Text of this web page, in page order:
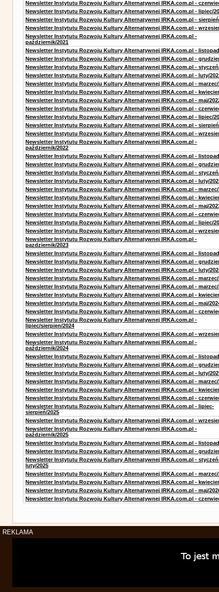
Newsletter Instytutu Rozwoju Kultury Alternatywnej IRKA.com.pl -
Newsletter Instytutu Rozwoju Kultury Alternatywnej IRKA.com.pl - lipiec/
Newsletter Instytutu Rozwoju Kultury Alternatywnej IRKA.com.pl -
Newsletter Instytutu Rozwoju Kultury Alternatywnej IRKA.com.pl -
Newsletter Instytutu Rozwoju Kultury Alternatywnej IRKA.com.pl -
październik/2021
Newsletter Instytutu Rozwoju Kultury Alternatywnej IRKA.com.pl -
Newsletter Instytutu Rozwoju Kultury Alternatywnej IRKA.com.pl -
Newsletter Instytutu Rozwoju Kultury Alternatywnej IRKA.com.pl -
Newsletter Instytutu Rozwoju Kultury Alternatywnej IRKA.com.pl - luty/
Newsletter Instytutu Rozwoju Kultury Alternatywnej IRKA.com.pl - marzec/
Newsletter Instytutu Rozwoju Kultury Alternatywnej IRKA.com.pl -
Newsletter Instytutu Rozwoju Kultury Alternatywnej IRKA.com.pl - maj/
Newsletter Instytutu Rozwoju Kultury Alternatywnej IRKA.com.pl -
Newsletter Instytutu Rozwoju Kultury Alternatywnej IRKA.com.pl - lipiec/
Newsletter Instytutu Rozwoju Kultury Alternatywnej IRKA.com.pl -
Newsletter Instytutu Rozwoju Kultury Alternatywnej IRKA.com.pl -
Newsletter Instytutu Rozwoju Kultury Alternatywnej IRKA.com.pl -
październik/2022
Newsletter Instytutu Rozwoju Kultury Alternatywnej IRKA.com.pl -
Newsletter Instytutu Rozwoju Kultury Alternatywnej IRKA.com.pl -
Newsletter Instytutu Rozwoju Kultury Alternatywnej IRKA.com.pl -
Newsletter Instytutu Rozwoju Kultury Alternatywnej IRKA.com.pl - luty/
Newsletter Instytutu Rozwoju Kultury Alternatywnej IRKA.com.pl - marzec/
Newsletter Instytutu Rozwoju Kultury Alternatywnej IRKA.com.pl -
Newsletter Instytutu Rozwoju Kultury Alternatywnej IRKA.com.pl - maj/
Newsletter Instytutu Rozwoju Kultury Alternatywnej IRKA.com.pl -
Newsletter Instytutu Rozwoju Kultury Alternatywnej IRKA.com.pl - lipiec/
Newsletter Instytutu Rozwoju Kultury Alternatywnej IRKA.com.pl -
Newsletter Instytutu Rozwoju Kultury Alternatywnej IRKA.com.pl -
pazdziernik/2023
Newsletter Instytutu Rozwoju Kultury Alternatywnej IRKA.com.pl -
Newsletter Instytutu Rozwoju Kultury Alternatywnej IRKA.com.pl -
Newsletter Instytutu Rozwoju Kultury Alternatywnej IRKA.com.pl - luty/
Newsletter Instytutu Rozwoju Kultury Alternatywnej IRKA.com.pl - marzec/
Newsletter Instytutu Rozwoju Kultury Alternatywnej IRKA.com.pl - marzec/
Newsletter Instytutu Rozwoju Kultury Alternatywnej IRKA.com.pl -
Newsletter Instytutu Rozwoju Kultury Alternatywnej IRKA.com.pl - maj/
Newsletter Instytutu Rozwoju Kultury Alternatywnej IRKA.com.pl -
Newsletter Instytutu Rozwoju Kultury Alternatywnej IRKA.com.pl -
lipiec/sierpien/2024
Newsletter Instytutu Rozwoju Kultury Alternatywnej IRKA.com.pl -
Newsletter Instytutu Rozwoju Kultury Alternatywnej IRKA.com.pl -
październik/2024
Newsletter Instytutu Rozwoju Kultury Alternatywnej IRKA.com.pl -
Newsletter Instytutu Rozwoju Kultury Alternatywnej IRKA.com.pl -
Newsletter Instytutu Rozwoju Kultury Alternatywnej IRKA.com.pl - luty/
Newsletter Instytutu Rozwoju Kultury Alternatywnej IRKA.com.pl - marzec/
Newsletter Instytutu Rozwoju Kultury Alternatywnej IRKA.com.pl -
Newsletter Instytutu Rozwoju Kultury Alternatywnej IRKA.com.pl -
Newsletter Instytutu Rozwoju Kultury Alternatywnej IRKA.com.pl - lipiec-
sierpień/2025
Newsletter Instytutu Rozwoju Kultury Alternatywnej IRKA.com.pl -
Newsletter Instytutu Rozwoju Kultury Alternatywnej IRKA.com.pl -
październik/2025
Newsletter Instytutu Rozwoju Kultury Alternatywnej IRKA.com.pl -
Newsletter Instytutu Rozwoju Kultury Alternatywnej IRKA.com.pl -
Newsletter Instytutu Rozwoju Kultury Alternatywnej IRKA.com.pl -
luty/2025
Newsletter Instytutu Rozwoju Kultury Alternatywnej IRKA.com.pl - marzec/
Newsletter Instytutu Rozwoju Kultury Alternatywnej IRKA.com.pl -
Newsletter Instytutu Rozwoju Kultury Alternatywnej IRKA.com.pl - maj/
Newsletter Instytutu Rozwoju Kultury Alternatywnej IRKA.com.pl -
REKLAMA